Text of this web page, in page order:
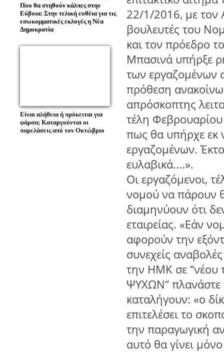
Που θα στηθούν κάλπες στην
Εύβοια: Στην τελική ευθέια για τις
εσωκομματικές εκλογές η Νέα
Δημοκρατία
Είναι αλήθεια ή πρόκειται για
φάρσα; Καταργούνται οι
παρελάσεις από τον Οκτώβριο
22/1/2016, με τον
βουλευτές του
και τον πρόεδρο
Μπασινά υπήρξε
των εργαζομένων
πρόθεση
απρόσκοπτης
τέλη
πως θα υπήρχε εκ
εργαζομένων.
ευλαβικά....».
Οι εργαζόμενοι,
νομού να πάρουν
διαμηνύουν ότι
εταιρείας. «Εάν
αφορούν την
συνεχείς
την ΗΜΚ σε
ΨΥΧΩΝ‘‘ πλανάστε
καταλήγουν: «ο
επιτελέσει το
την παραγωγική
αυτό θα γίνει